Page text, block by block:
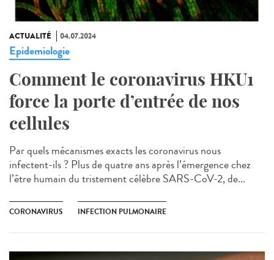
ACTUALITÉ 04.07.2024
Epidemiologie
Comment le coronavirus HKU1
force la porte d’entrée de nos
cellules
Par quels mécanismes exacts les coronavirus nous
infectent-ils ? Plus de quatre ans après l’émergence chez
l’être humain du tristement célèbre SARS-CoV-2, de...
CORONAVIRUS INFECTION PULMONAIRE